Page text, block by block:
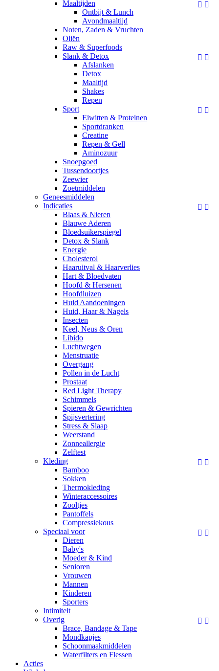
 
Maaltijden
Ontbijt & Lunch
Avondmaaltijd
Noten, Zaden & Vruchten
Oliën
Raw & Superfoods
 
Slank & Detox
Afslanken
Detox
Maaltijd
Shakes
Repen
 
Sport
Eiwitten & Proteinen
Sportdranken
Creatine
Repen & Gell
Aminozuur
Snoepgoed
Tussendoortjes
Zeewier
Zoetmiddelen
Geneesmiddelen
 
Indicaties
Blaas & Nieren
Blauwe Aderen
Bloedsuikerspiegel
Detox & Slank
Energie
Cholesterol
Haaruitval & Haarverlies
Hart & Bloedvaten
Hoofd & Hersenen
Hoofdluizen
Huid Aandoeningen
Huid, Haar & Nagels
Insecten
Keel, Neus & Oren
Libido
Luchtwegen
Menstruatie
Overgang
Pollen in de Lucht
Prostaat
Red Light Therapy
Schimmels
Spieren & Gewrichten
Spijsvertering
Stress & Slaap
Weerstand
Zonneallergie
Zelftest
 
Kleding
Bamboo
Sokken
Thermokleding
Winteraccessoires
Zooltjes
Pantoffels
Compressiekous
 
Speciaal voor
Dieren
Baby's
Moeder & Kind
Senioren
Vrouwen
Mannen
Kinderen
Sporters
Intimiteit
 
Overig
Brace, Bandage & Tape
Mondkapjes
Schoonmaakmiddelen
Waterfilters en Flessen
Acties